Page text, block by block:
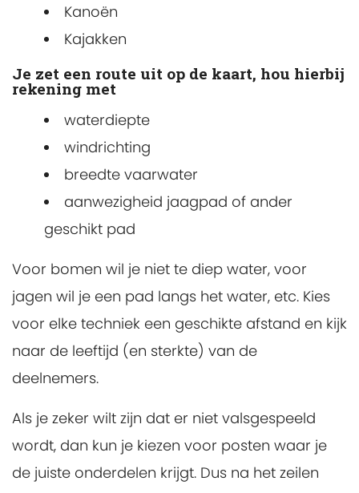
Kanoën
Kajakken
Je zet een route uit op de kaart, hou hierbij
rekening met
waterdiepte
windrichting
breedte vaarwater
aanwezigheid jaagpad of ander
geschikt pad
Voor bomen wil je niet te diep water, voor
jagen wil je een pad langs het water, etc. Kies
voor elke techniek een geschikte afstand en kijk
naar de leeftijd (en sterkte) van de
deelnemers.
Als je zeker wilt zijn dat er niet valsgespeeld
wordt, dan kun je kiezen voor posten waar je
de juiste onderdelen krijgt. Dus na het zeilen